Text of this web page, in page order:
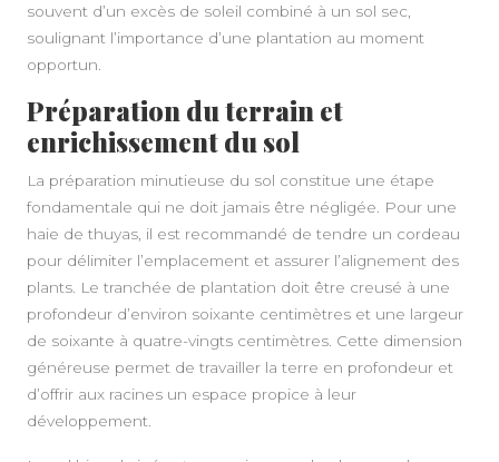
souvent d’un excès de soleil combiné à un sol sec,
soulignant l’importance d’une plantation au moment
opportun.
Préparation du terrain et
enrichissement du sol
La préparation minutieuse du sol constitue une étape
fondamentale qui ne doit jamais être négligée. Pour une
haie de thuyas, il est recommandé de tendre un cordeau
pour délimiter l’emplacement et assurer l’alignement des
plants. Le tranchée de plantation doit être creusé à une
profondeur d’environ soixante centimètres et une largeur
de soixante à quatre-vingts centimètres. Cette dimension
généreuse permet de travailler la terre en profondeur et
d’offrir aux racines un espace propice à leur
développement.